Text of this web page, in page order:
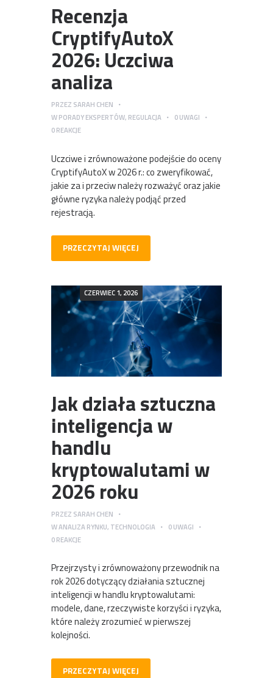
Recenzja
CryptifyAutoX
2026: Uczciwa
analiza
PRZEZ SARAH CHEN
WPORADY EKSPERTÓW, REGULACJA 0UWAGI
0REAKCJE
Uczciwe i zrównoważone podejście do oceny
CryptifyAutoX w 2026 r.: co zweryfikować,
jakie za i przeciw należy rozważyć oraz jakie
główne ryzyka należy podjąć przed
rejestracją.
PRZECZYTAJ WIĘCEJ
CZERWIEC 1, 2026
Jak działa sztuczna
inteligencja w
handlu
kryptowalutami w
2026 roku
PRZEZ SARAH CHEN
WANALIZA RYNKU, TECHNOLOGIA 0UWAGI
0REAKCJE
Przejrzysty i zrównoważony przewodnik na
rok 2026 dotyczący działania sztucznej
inteligencji w handlu kryptowalutami:
modele, dane, rzeczywiste korzyści i ryzyka,
które należy zrozumieć w pierwszej
kolejności.
PRZECZYTAJ WIĘCEJ